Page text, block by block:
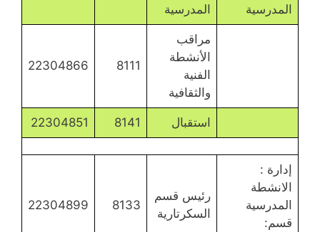
المدرسية
المدرسية
مراقب
الأنشطة
الفنية
والثقافية
8111
22304866
استقبال 8141
22304851
إدارة :
الانشطة
المدرسية
قسم:
رئيس قسم
السكرتارية
8133
22304899